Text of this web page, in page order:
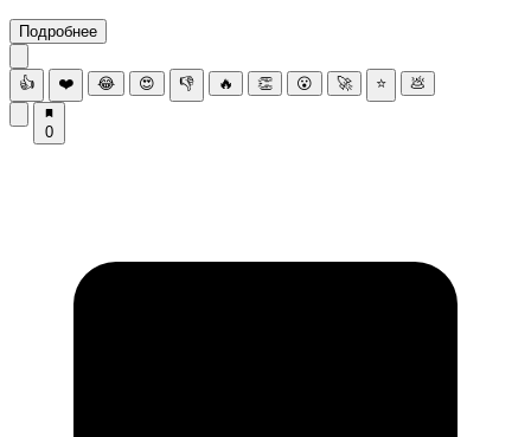
Подробнее
👍 ❤️ 😂 😍 👎 🔥 👏 😮 🚀 ⭐ 💩
0